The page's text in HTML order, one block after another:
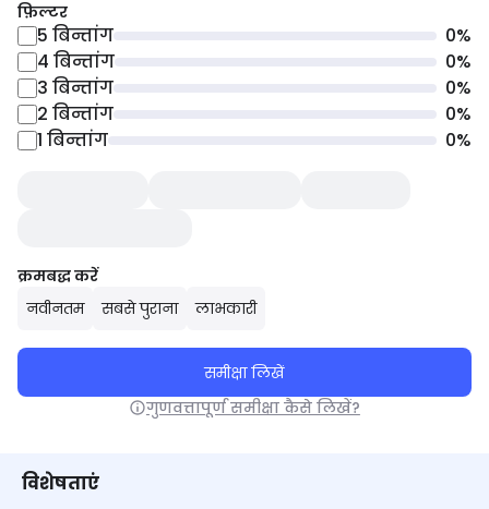
फ़िल्टर
5 बिन्तांग 0%
4 बिन्तांग 0%
3 बिन्तांग 0%
2 बिन्तांग 0%
1 बिन्तांग 0%
क्रमबद्ध करें
नवीनतम
सबसे पुराना लाभकारी
समीक्षा लिखें
गुणवत्तापूर्ण समीक्षा कैसे लिखें?
विशेषताएं